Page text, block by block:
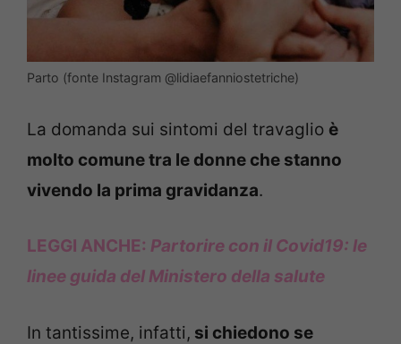
Parto (fonte Instagram @lidiaefanniostetriche)
La domanda sui sintomi del travaglio è
molto comune tra le donne che stanno
vivendo la prima gravidanza.
LEGGI ANCHE: Partorire con il Covid19: le
linee guida del Ministero della salute
In tantissime, infatti, si chiedono se